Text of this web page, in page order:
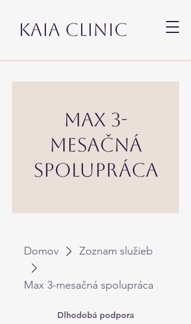
KAIA CLINIC
Max 3-
mesačná
spolupráca
Domov Zoznam služieb
Max 3-mesačná spolupráca
Dlhodobá podpora